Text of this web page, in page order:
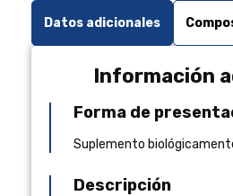
Datos adicionales
Información
Forma de
Suplemento
Descripción